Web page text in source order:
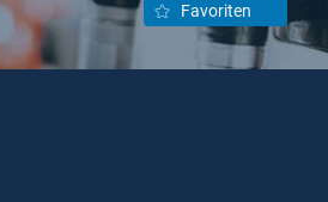
Favoriten